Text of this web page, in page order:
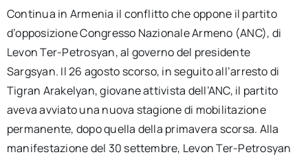
Continua in Armenia il conflitto che oppone il partito
d’opposizione Congresso Nazionale Armeno (ANC), di
Levon Ter-Petrosyan, al governo del presidente
Sargsyan. Il 26 agosto scorso, in seguito all’arresto di
Tigran Arakelyan, giovane attivista dell’ANC, il partito
aveva avviato una nuova stagione di mobilitazione
permanente, dopo quella della primavera scorsa. Alla
manifestazione del 30 settembre, Levon Ter-Petrosyan